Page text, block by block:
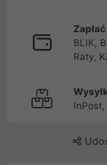
BLIK,
Raty,
InPost,